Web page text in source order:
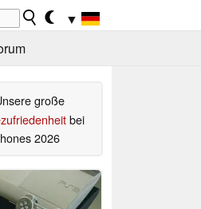
▼
große
bei
2026